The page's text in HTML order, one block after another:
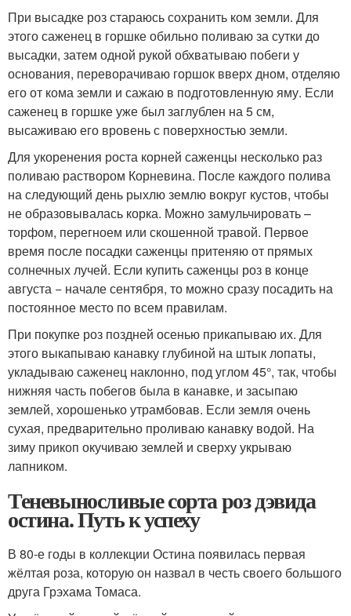
При высадке роз стараюсь сохранить ком земли. Для
этого саженец в горшке обильно поливаю за сутки до
высадки, затем одной рукой обхватываю побеги у
основания, переворачиваю горшок вверх дном, отделяю
его от кома земли и сажаю в подготовленную яму. Если
саженец в горшке уже был заглублен на 5 см,
высаживаю его вровень с поверхностью земли.
Для укоренения роста корней саженцы несколько раз
поливаю раствором Корневина. После каждого полива
на следующий день рыхлю землю вокруг кустов, чтобы
не образовывалась корка. Можно замульчировать –
торфом, перегноем или скошенной травой. Первое
время после посадки саженцы притеняю от прямых
солнечных лучей. Если купить саженцы роз в конце
августа − начале сентября, то можно сразу посадить на
постоянное место по всем правилам.
При покупке роз поздней осенью прикапываю их. Для
этого выкапываю канавку глубиной на штык лопаты,
укладываю саженец наклонно, под углом 45°, так, чтобы
нижняя часть побегов была в канавке, и засыпаю
землей, хорошенько утрамбовав. Если земля очень
сухая, предварительно проливаю канавку водой. На
зиму прикоп окучиваю землей и сверху укрываю
лапником.
Теневыносливые сорта роз дэвида
остина. Путь к успеху
В 80-е годы в коллекции Остина появилась первая
жёлтая роза, которую он назвал в честь своего большого
друга Грэхама Томаса.